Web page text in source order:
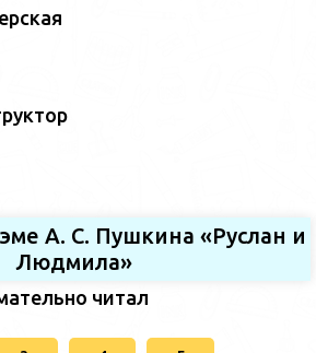
А. С. Пушкина «Руслан и
Людмила»
читал